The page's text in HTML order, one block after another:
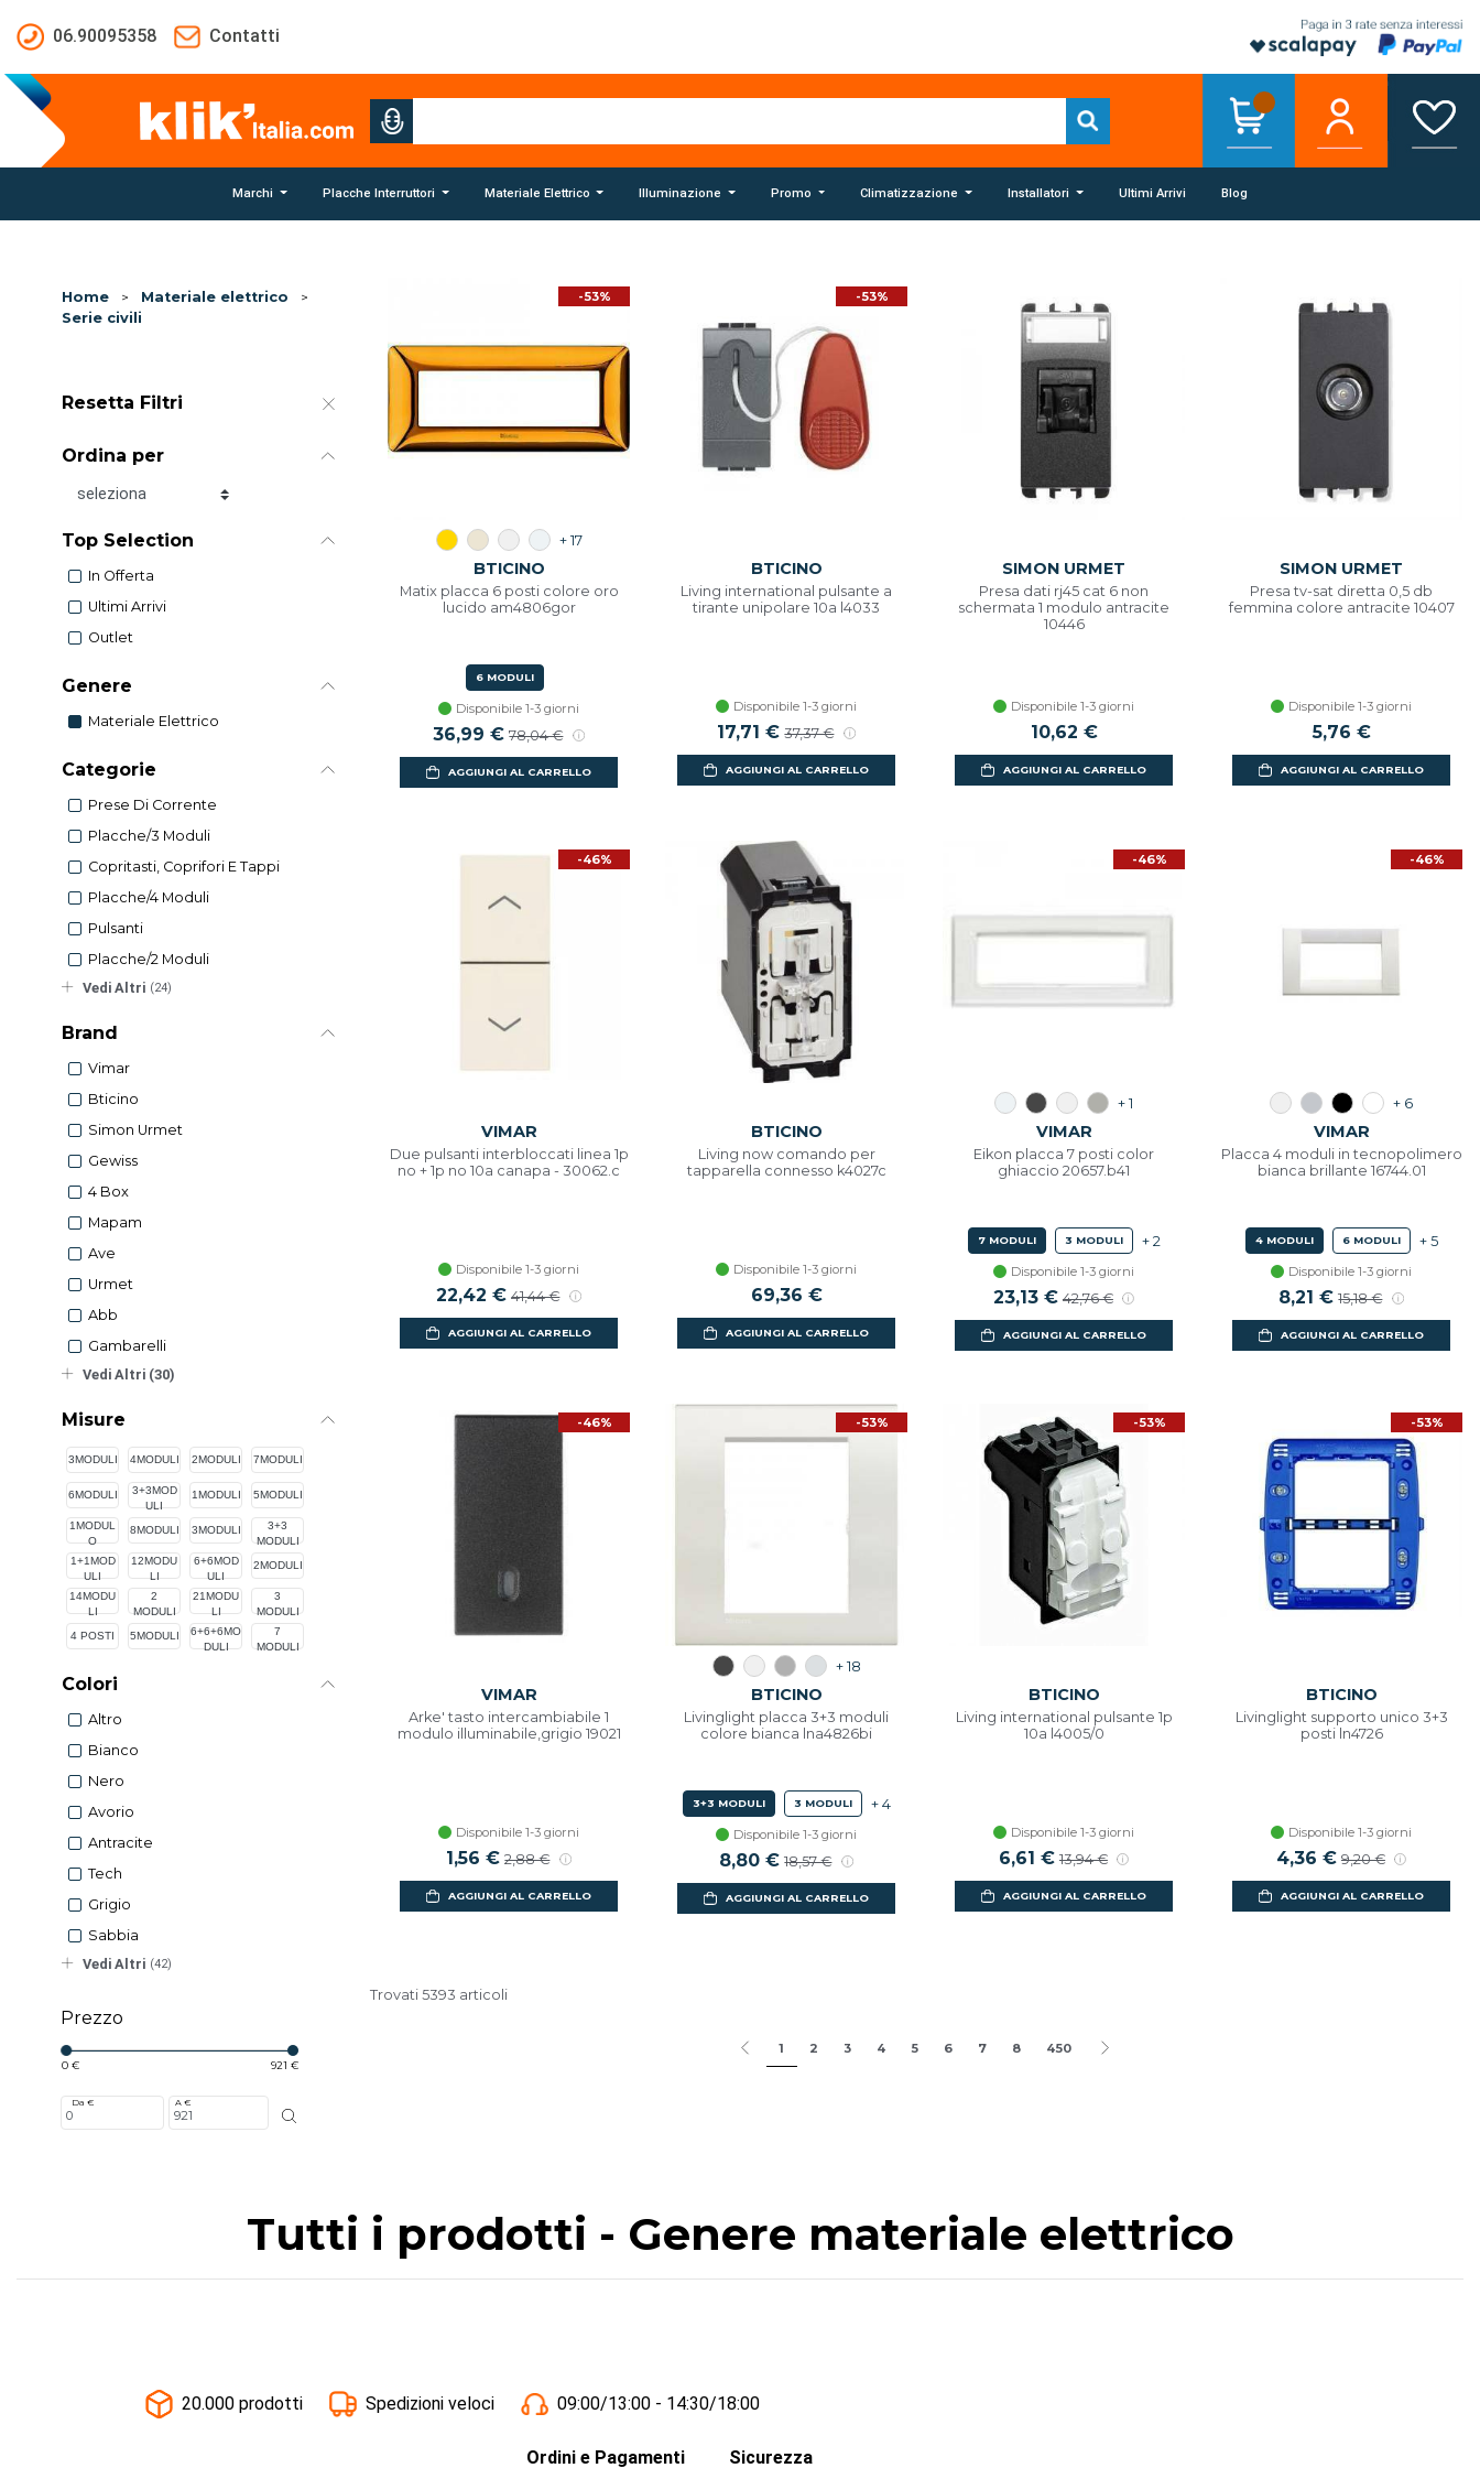
06.90095358
Contatti
Marchi Placche Interruttori Materiale Elettrico Illuminazione Promo Climatizzazione Installatori Ultimi Arrivi Blog
Home > Materiale elettrico
>
Serie civili
Resetta Filtri
Ordina per
Ordina per
Top Selection
In Offerta
Ultimi Arrivi
Outlet
Genere
Materiale Elettrico
Categorie
Prese Di Corrente
Placche/3 Moduli
Copritasti, Coprifori E Tappi
Placche/4 Moduli
Pulsanti
Placche/2 Moduli
Vedi Altri (24)
Brand
Vimar
Bticino
Simon Urmet
Gewiss
4 Box
Mapam
Ave
Urmet
Abb
Gambarelli
Vedi Altri (30)
Misure
3MODULI 4MODULI 2MODULI 7MODULI
6MODULI
3+3MOD
ULI
1MODULI 5MODULI
1MODUL
O
8MODULI 3MODULI
3+3
MODULI
1+1MOD
ULI
12MODU
LI
6+6MOD
ULI
2MODULI
14MODU
LI
2
MODULI
21MODU
LI
3
MODULI
4 POSTI
5MODULI
6+6+6MO
DULI
7
MODULI
Colori
Altro
Bianco
Nero
Avorio
Antracite
Tech
Grigio
Sabbia
Vedi Altri (42)
Prezzo
0 € 921 €
Da € A €
-53%
+ 17
BTICINO
Matix placca 6 posti colore oro
lucido am4806gor
6 MODULI
Disponibile 1-3 giorni
36,99 € 78,04 €
AGGIUNGI AL CARRELLO
-53%
BTICINO
Living international pulsante a
tirante unipolare 10a l4033
Disponibile 1-3 giorni
17,71 € 37,37 €
AGGIUNGI AL CARRELLO
SIMON URMET
Presa dati rj45 cat 6 non
schermata 1 modulo antracite
10446
Disponibile 1-3 giorni
10,62 €
AGGIUNGI AL CARRELLO
SIMON URMET
Presa tv-sat diretta 0,5 db
femmina colore antracite 10407
Disponibile 1-3 giorni
5,76 €
AGGIUNGI AL CARRELLO
-46%
VIMAR
Due pulsanti interbloccati linea 1p
no + 1p no 10a canapa - 30062.c
Disponibile 1-3 giorni
22,42 € 41,44 €
AGGIUNGI AL CARRELLO
BTICINO
Living now comando per
tapparella connesso k4027c
Disponibile 1-3 giorni
69,36 €
AGGIUNGI AL CARRELLO
-46%
+ 1
VIMAR
Eikon placca 7 posti color
ghiaccio 20657.b41
7 MODULI 3 MODULI + 2
Disponibile 1-3 giorni
23,13 € 42,76 €
AGGIUNGI AL CARRELLO
-46%
+ 6
VIMAR
Placca 4 moduli in tecnopolimero
bianca brillante 16744.01
4 MODULI 6 MODULI + 5
Disponibile 1-3 giorni
8,21 € 15,18 €
AGGIUNGI AL CARRELLO
-46%
VIMAR
Arke' tasto intercambiabile 1
modulo illuminabile,grigio 19021
Disponibile 1-3 giorni
1,56 € 2,88 €
AGGIUNGI AL CARRELLO
-53%
+ 18
BTICINO
Livinglight placca 3+3 moduli
colore bianca lna4826bi
3+3 MODULI 3 MODULI + 4
Disponibile 1-3 giorni
8,80 € 18,57 €
AGGIUNGI AL CARRELLO
-53%
BTICINO
Living international pulsante 1p
10a l4005/0
Disponibile 1-3 giorni
6,61 € 13,94 €
AGGIUNGI AL CARRELLO
-53%
BTICINO
Livinglight supporto unico 3+3
posti ln4726
Disponibile 1-3 giorni
4,36 € 9,20 €
AGGIUNGI AL CARRELLO
Trovati 5393 articoli
1 2 3 4 5 6 7 8 450
Tutti i prodotti - Genere materiale elettrico
20.000 prodotti Spedizioni veloci 09:00/13:00 - 14:30/18:00
Ordini e Pagamenti Sicurezza